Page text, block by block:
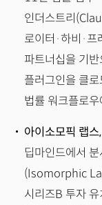
인더스트리
로이터·하비·프
파트너십을 기
플러그인을 클
법률 워크플로
아이소모픽 랩
딥마인드에서
(Isomorphic
시리즈B 투자